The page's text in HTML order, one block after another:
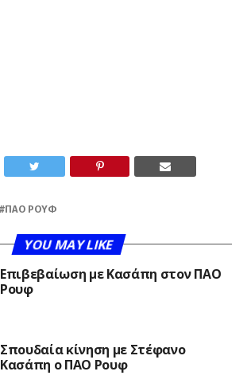
ΠΑΟ ΡΟΥΦ
YOU MAY LIKE
Επιβεβαίωση με Κασάπη στον ΠΑΟ
Ρουφ
Σπουδαία κίνηση με Στέφανο
Κασάπη ο ΠΑΟ Ρουφ